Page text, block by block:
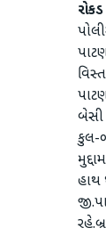
બેસી
કુલ-
હાથ